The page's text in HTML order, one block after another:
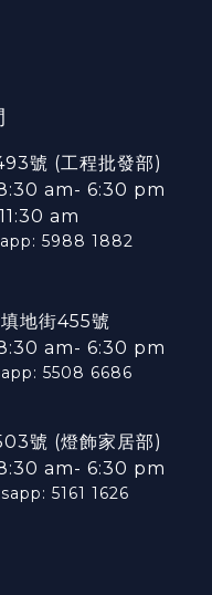
號 (工程批發部)
8:30 am- 6:30 pm
am
5988 1882
地街455號
8:30 am- 6:30 pm
5508 6686
號 (燈飾家居部)
8:30 am- 6:30 pm
5161 1626